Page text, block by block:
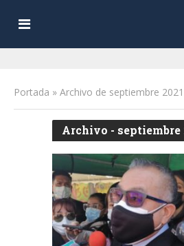
Portada » Archivo de septiembre 2021
Archivo - septiembre